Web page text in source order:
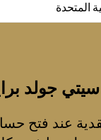
المتحدة
جولد
عند فتح